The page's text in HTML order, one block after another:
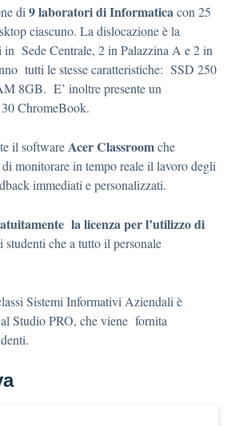
di 9 laboratori di Informaticacon 25
ciascuno. La dislocazione è la
in Sede Centrale, 2 in Palazzina A e 2 in
tutti le stesse caratteristiche: SSD 250
8GB. E’ inoltre presente un
ChromeBook.
il softwareAcer Classroomche
monitorare in tempo reale il lavoro degli
immediati e personalizzati.
la licenza per l’utilizzo di
studenti che a tutto il personale
Sistemi Informativi Aziendali è
Studio PRO, che viene fornita